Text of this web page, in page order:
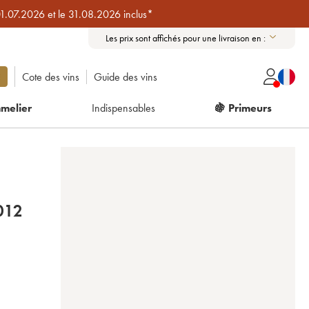
et le 31.08.2026 inclus*
Les prix sont affichés pour une livraison en :
Cote des vins Guide des vins
Indispensables 🍇 Primeurs